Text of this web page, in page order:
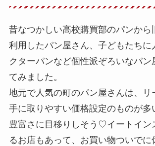
昔なつかしい高校購買部のパンから
利用したパン屋さん、子どもたちに
クターパンなど個性派ぞろいなパン
てみました。
地元で人気の町のパン屋さんは、リ
手に取りやすい価格設定のものが多
豊富さに目移りしそう♡イートイン
るお店もあって、お買い物ついでに